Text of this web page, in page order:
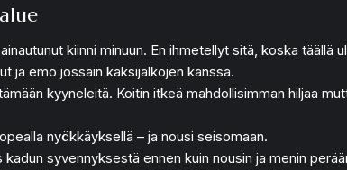
kiinni minuun. En ihmetellyt sitä, koska
ja emo jossain kaksijalkojen kanssa.
kyyneleitä. Koitin itkeä mahdollisimman hiljaa
nyökkäyksellä – ja nousi seisomaan.
kadun syvennyksestä ennen kuin nousin ja menin